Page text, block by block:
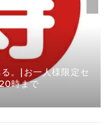
。|お一人様限定セ
時まで